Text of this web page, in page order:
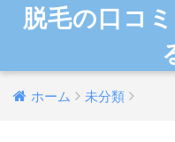
脱毛の口コ
ホーム 未分類